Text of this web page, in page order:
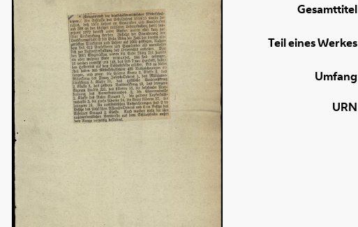
Gesamttitel
Teil eines Werkes
Umfang
URN